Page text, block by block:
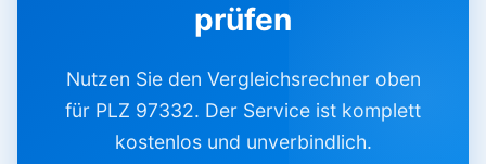
prüfen
Nutzen Sie den Vergleichsrechner oben
für PLZ 97332. Der Service ist komplett
kostenlos und unverbindlich.